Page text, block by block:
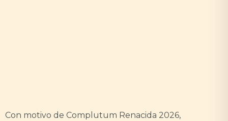
Con motivo de Complutum Renacida 2026,